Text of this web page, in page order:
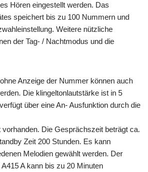
Hören eingestellt werden. Das
speichert bis zu 100 Nummern und
Weitere nützliche
der Tag- / Nachtmodus und die
Anzeige der Nummer können auch
Die klingeltonlautstärke ist in 5
über eine An- Ausfunktion durch die
Die Gesprächszeit beträgt ca.
Zeit 200 Stunden. Es kann
Melodien gewählt werden. Der
A kann bis zu 20 Minuten